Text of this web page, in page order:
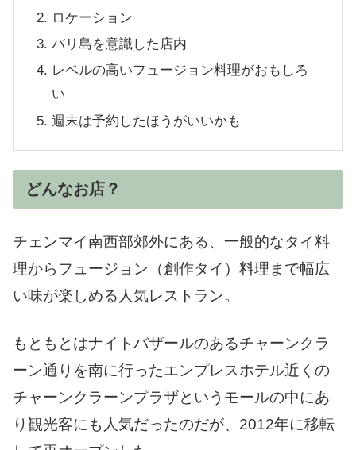
ロケーション
バリ島を意識した店内
レベルの高いフュージョン料理がおもしろ
い
週末は予約したほうがいいかも
どんなお店？
チェンマイ南西部郊外にある、一般的なタイ料
理からフュージョン（創作タイ）料理まで幅広
い味が楽しめる人気レストラン。
もともとはナイトバザールのあるチャーンクラ
ーン通りを南に行ったエンプレスホテル近くの
チャーンクラーンプラザというモールの中にあ
り観光客にも人気だったのだが、2012年に移転